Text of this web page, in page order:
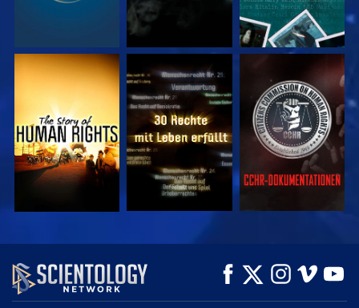
ANSEHEN ANSEHEN ANSEHEN
ANSEHEN
SERIE
ENTDECKEN